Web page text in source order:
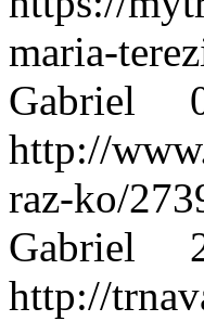
maria-
Gabriel
http://
raz-ko/
Gabriel
http://